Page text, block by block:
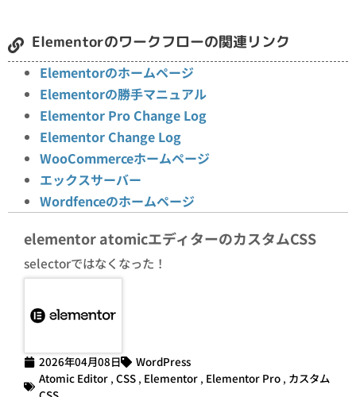
Elementorのワークフローの関連リンク
Elementorのホームページ
Elementorの勝手マニュアル
Elementor Pro Change Log
Elementor Change Log
WooCommerceホームページ
エックスサーバー
Wordfenceのホームページ
elementor atomicエディターのカスタムCSS
selectorではなくなった！
2026年04月08日
WordPress
Atomic Editor , CSS , Elementor , Elementor Pro , カスタム